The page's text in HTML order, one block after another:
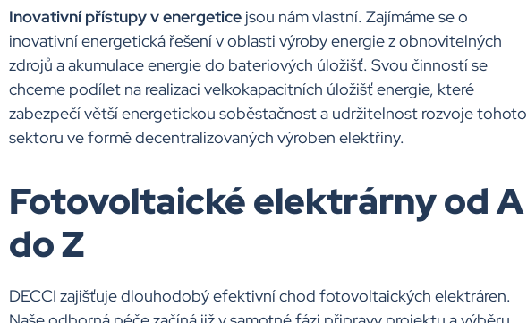
Inovativní přístupy v energetice jsou nám vlastní. Zajímáme se o
inovativní energetická řešení v oblasti výroby energie z obnovitelných
zdrojů a akumulace energie do bateriových úložišť. Svou činností se
chceme podílet na realizaci velkokapacitních úložišť energie, které
zabezpečí větší energetickou soběstačnost a udržitelnost rozvoje tohoto
sektoru ve formě decentralizovaných výroben elektřiny.
Fotovoltaické elektrárny od A
do Z
DECCI zajišťuje dlouhodobý efektivní chod fotovoltaických elektráren.